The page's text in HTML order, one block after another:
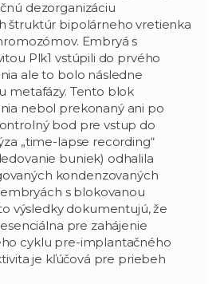
dezorganizáciu
štruktúr bipolárneho vretienka
Embryá s
Plk1 vstúpili do prvého
ale to bolo následne
metafázy. Tento blok
nebol prekonaný ani po
bod pre vstup do
„time-lapse recording“
buniek) odhalila
kondenzovaných
s blokovanou
výsledky dokumentujú, že
pre zahájenie
cyklu pre-implantačného
je kľúčová pre priebeh